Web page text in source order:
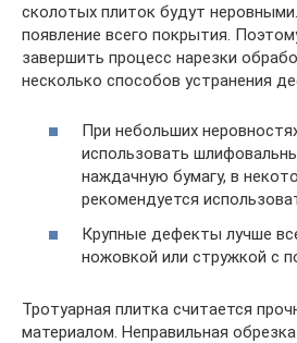
сколотых плиток будут
появление всего покрытия.
завершить процесс нарезки
несколько способов устранения
При небольших
использовать
наждачную бумагу, в
рекомендуется
Крупные дефекты лучше
ножовкой или стружкой с
Тротуарная плитка считается
материалом. Неправильная